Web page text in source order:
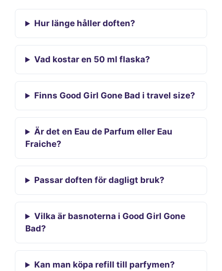
Hur länge håller doften?
Vad kostar en 50 ml flaska?
Finns Good Girl Gone Bad i travel size?
Är det en Eau de Parfum eller Eau
Fraiche?
Passar doften för dagligt bruk?
Vilka är basnoterna i Good Girl Gone
Bad?
Kan man köpa refill till parfymen?